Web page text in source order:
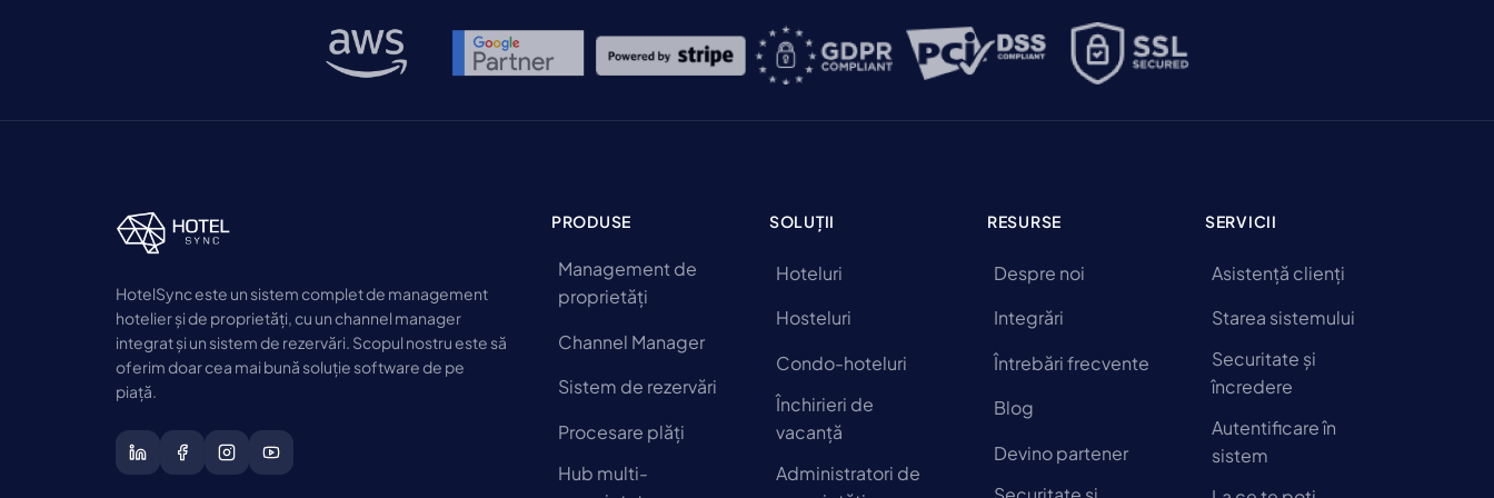
HotelSync este un sistem complet de management
hotelier și de proprietăți, cu un channel manager
integrat și un sistem de rezervări. Scopul nostru este să
oferim doar cea mai bună soluție software de pe
piață.
PRODUSE
Management de
proprietăți
Channel Manager
Sistem de rezervări
Procesare plăți
Hub multi-
SOLUȚII
Hoteluri
Hosteluri
Condo-hoteluri
Închirieri de
vacanță
Administratori de
RESURSE
Despre noi
Integrări
Întrebări frecvente
Blog
Devino partener
SERVICII
Asistență clienți
Starea sistemului
Securitate și
încredere
Autentificare în
sistem